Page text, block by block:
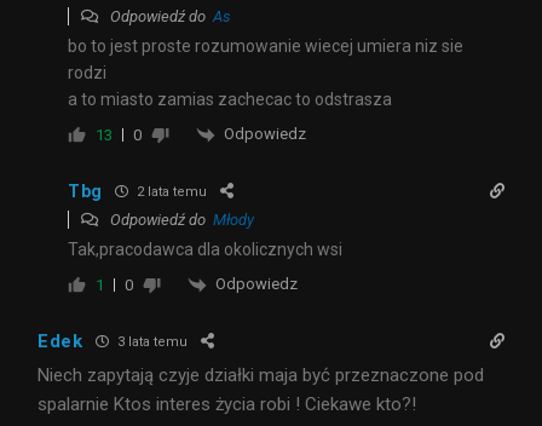
Odpowiedź doAs
bo to jest proste rozumowanie wiecej umiera niz sie
rodzi
a to miasto zamias zachecac to odstrasza
13 0 Odpowiedz
Tbg 2 lata temu
Odpowiedź do Młody
Tak,pracodawca dla okolicznych wsi
1 0 Odpowiedz
Edek 3 lata temu
Niech zapytają czyje działki maja być przeznaczone pod
spalarnie Ktos interes życia robi ! Ciekawe kto?!